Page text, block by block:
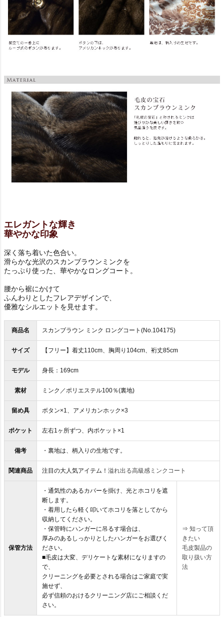
エレガントな輝き
華やかな印象
深く落ち着いた色合い。
滑らかな光沢のスカンブラウンミンクを
たっぷり使った、華やかなロングコート。
腰から裾にかけて
ふんわりとしたフレアデザインで、
優雅なシルエットを見せます。
商品名 スカンブラウン ミンク ロングコート(No.104175)
サイズ 【フリー】着丈110cm、胸周り104cm、裄丈85cm
モデル 身長：169cm
素材 ミンク／ポリエステル100％(裏地)
留め具 ボタン×1、アメリカンホック×3
ポケット 左右1ヶ所ずつ、内ポケット×1
備考 ・裏地は、柄入りの生地です。
関連商品 注目の大人気アイテム！ 溢れ出る高級感ミンクコート
保管方法
・通気性のあるカバーを掛け、光とホコリを遮
断します。
・着用したら軽く叩いてホコリを落としてから
収納してください。
・保管時にハンガーに吊るす場合は、
厚みのあるしっかりとしたハンガーをお選びく
ださい。
■毛皮は大変、デリケートな素材になりますの
で、
クリーニングを必要とされる場合はご家庭で実
施せず、
必ず信頼のおけるクリーニング店にご相談くだ
さい。
⇒ 知って頂
きたい
毛皮製品の
取り扱い方
法